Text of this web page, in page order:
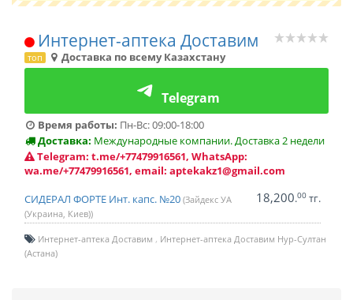
Интернет-аптека Доставим
топ Доставка по всему Казахстану
Telegram
Время работы: Пн-Вс: 09:00-18:00
Доставка: Международные компании. Доставка 2 недели
Telegram: t.me/+77479916561, WhatsApp:
wa.me/+77479916561, email: aptekakz1@gmail.com
СИДЕРАЛ ФОРТЕ Инт. капс. №20 (Зайдекс УА
(Украина, Киев))
18,200.00 тг.
Интернет-аптека Доставим
Интернет-аптека Доставим Нур-Султан
(Астана)